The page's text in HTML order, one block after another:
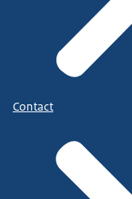
Contact